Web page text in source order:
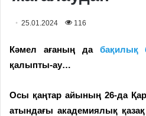
25.01.2024 116
Кәмел ағаның да бақилық
қалыпты-ау…
Осы қаңтар айының 26-да
ат­ындағы академиялық